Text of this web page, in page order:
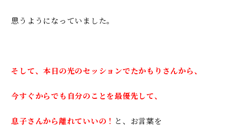
思うようになっ ていました。
そして、本日の光のセッションでたかもりさんから、
今すぐからでも自分のことを最優先して、
息子さんから離れていいの！ と、お言葉を